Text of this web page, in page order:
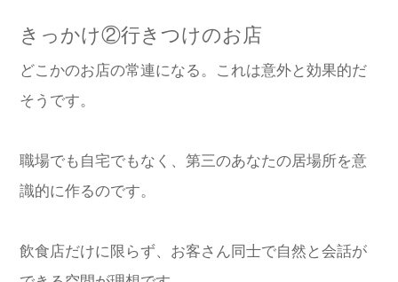
きっかけ②行きつけのお店
どこかのお店の常連になる。これは意外と効果的だ
そうです。
職場でも自宅でもなく、第三のあなたの居場所を意
識的に作るのです。
飲食店だけに限らず、お客さん同士で自然と会話が